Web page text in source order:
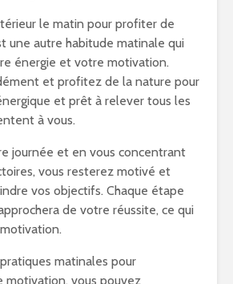
le matin pour profiter de
une autre habitude matinale qui
énergie et votre motivation.
et profitez de la nature pour
et prêt à relever tous les
à vous.
journée et en vous concentrant
vous resterez motivé et
vos objectifs. Chaque étape
de votre réussite, ce qui
matinales pour
vous pouvez